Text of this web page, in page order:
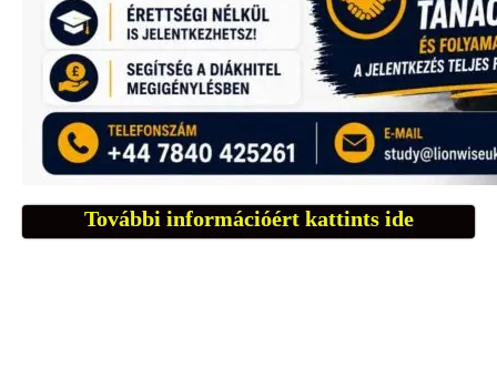
További információért kattints ide